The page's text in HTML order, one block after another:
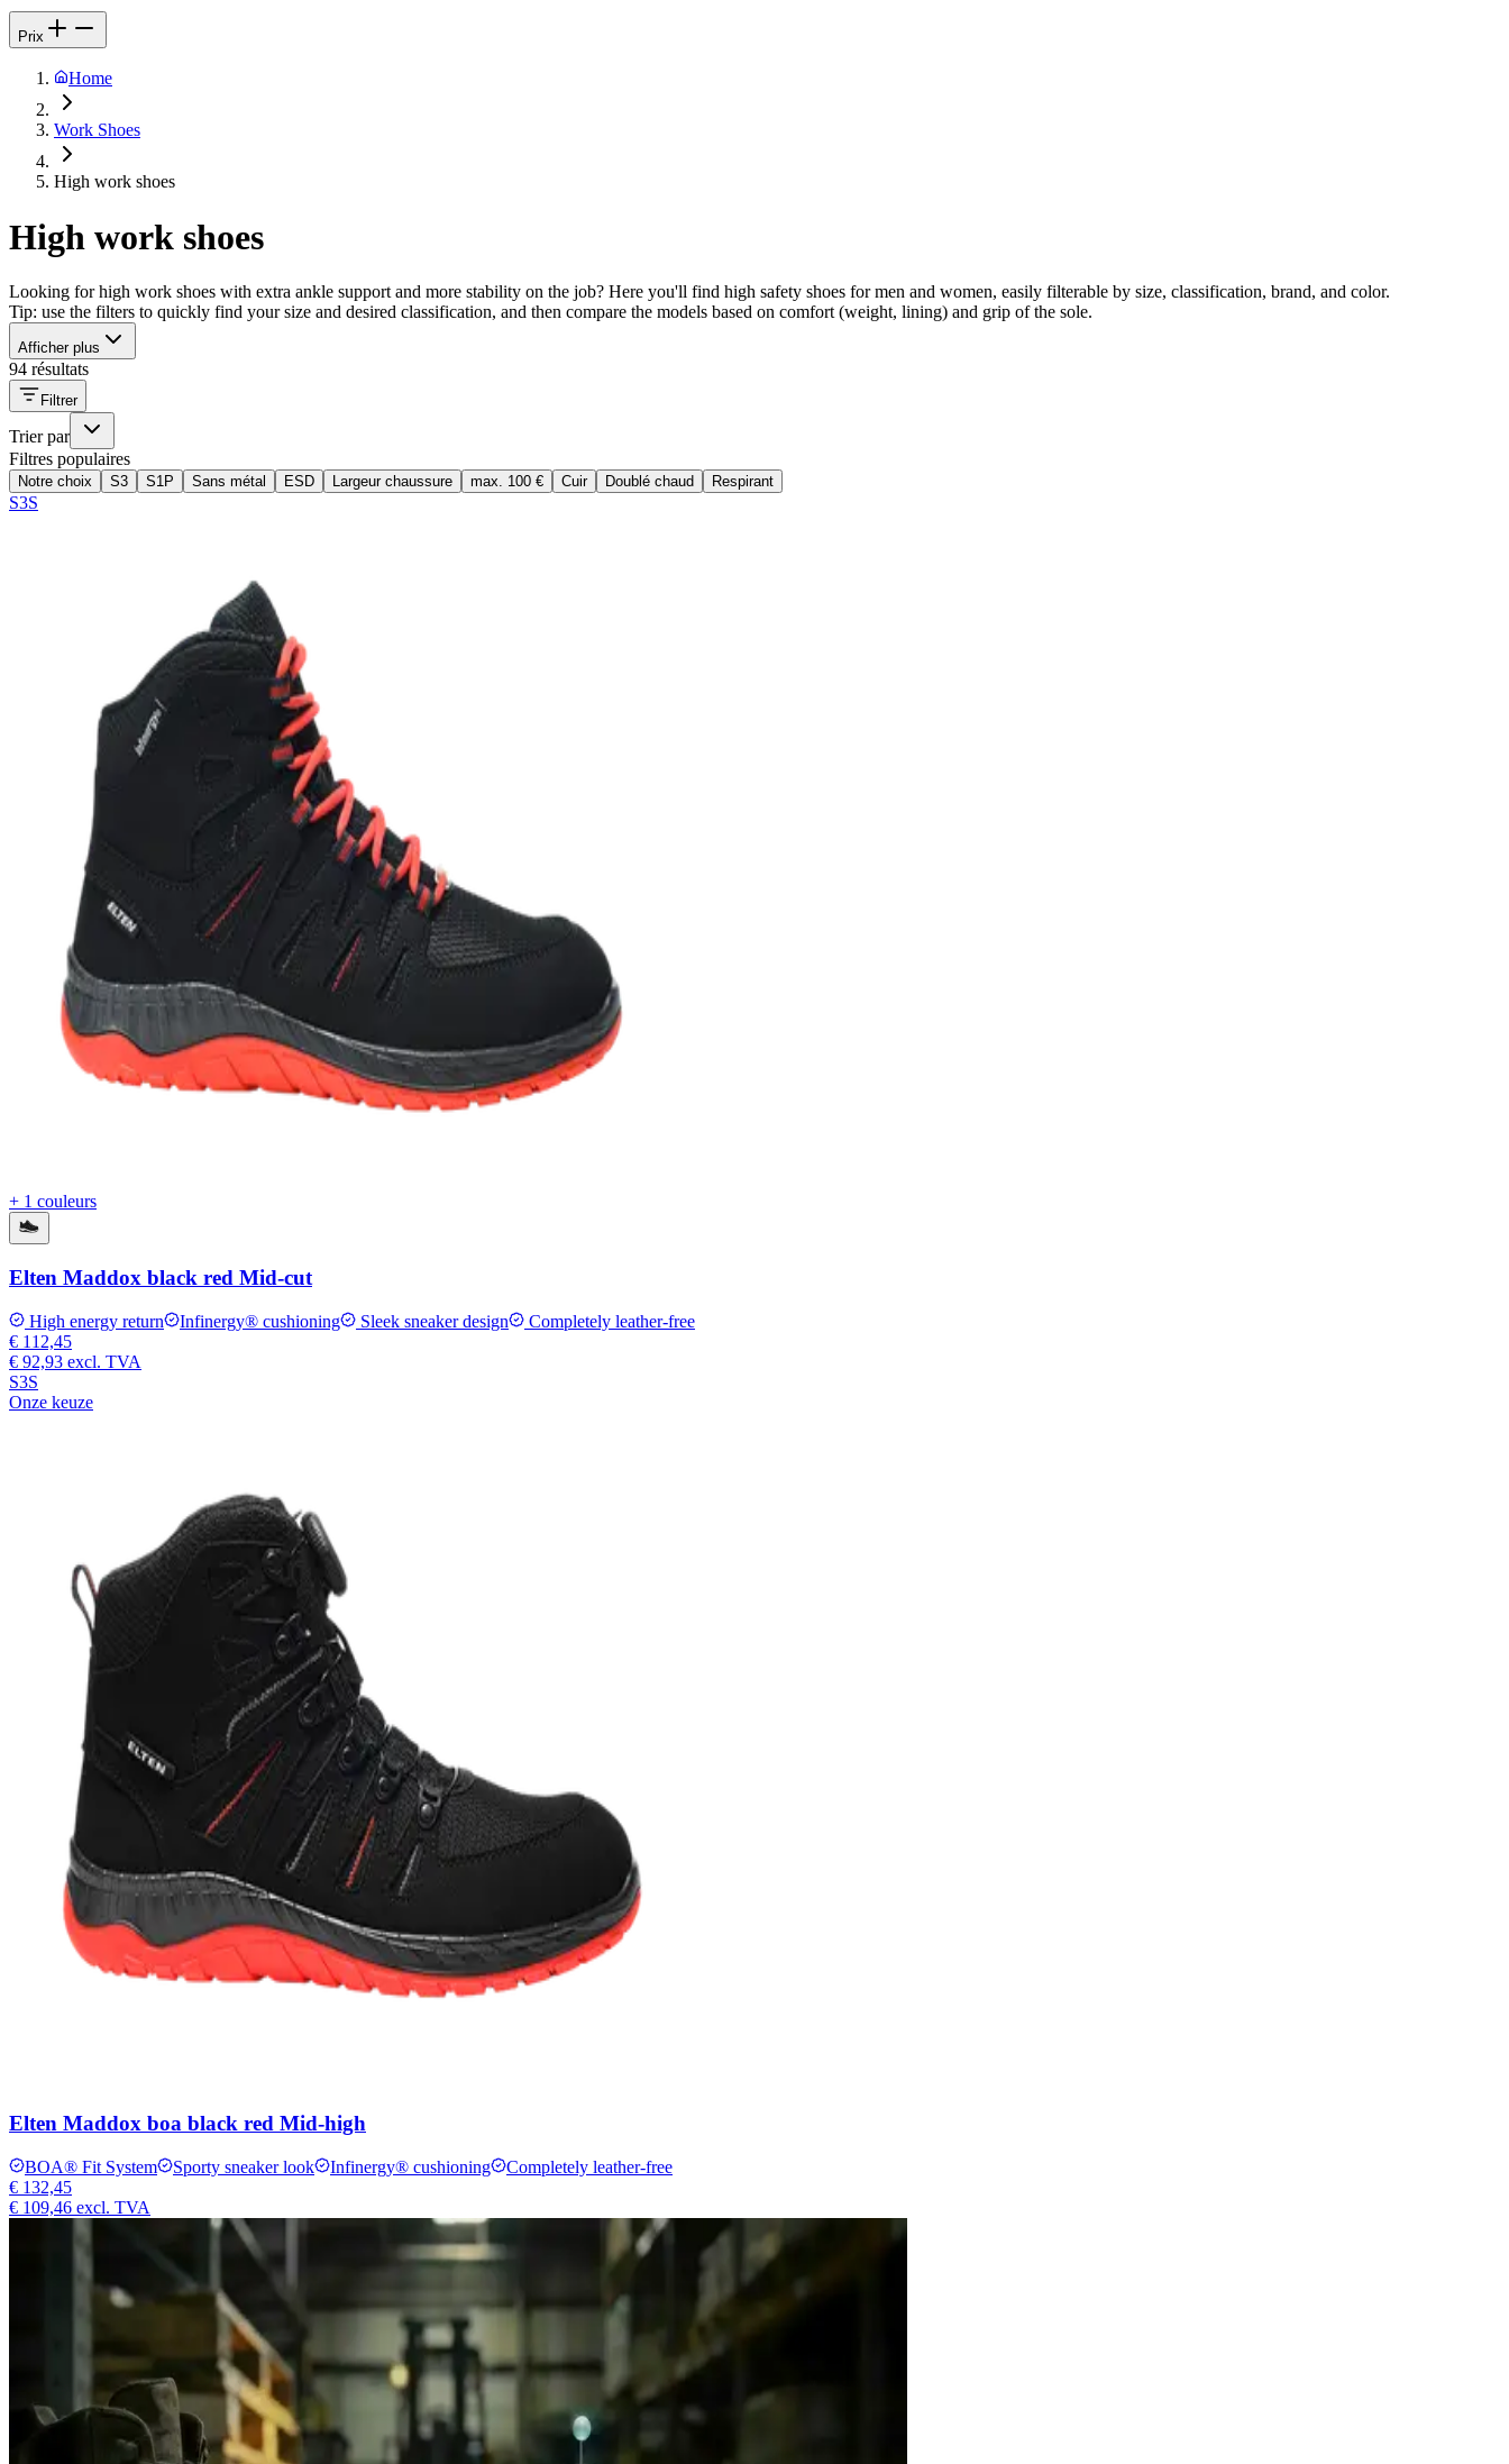
Prix
Home
Work Shoes
High work shoes
High work shoes
Looking for high work shoes with extra ankle support and more stability on the job? Here you'll find high safety shoes for men and women, easily filterable by size, classification, brand, and color.
Tip: use the filters to quickly find your size and desired classification, and then compare the models based on comfort (weight, lining) and grip of the sole.
Afficher plus
94 résultats
Filtrer
Trier par
Filtres populaires
Notre choix S3 S1P Sans métal ESD Largeur chaussure max. 100 € Cuir Doublé chaud Respirant
S3S
+ 1 couleurs
Elten Maddox black red Mid-cut
High energy return Infinergy® cushioning Sleek sneaker design
Completely leather-free
€ 112,45
€ 92,93 excl. TVA
S3S
Onze keuze
Elten Maddox boa black red Mid-high
BOA® Fit System Sporty sneaker look Infinergy® cushioning
Completely leather-free
€ 132,45
€ 109,46 excl. TVA